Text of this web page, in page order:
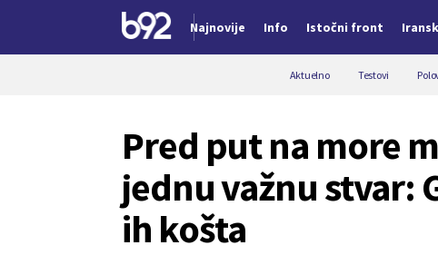
Najnovije Info Istočni front
Aktuelno Testovi
Pred put na more
jednu važnu stvar:
ih košta